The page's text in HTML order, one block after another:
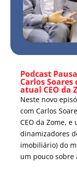
Podcast
Carlos
atual CEO da
Neste novo
com Carlos
CEO da Zome,
dinamizadores
imobiliário) do
um pouco sobre